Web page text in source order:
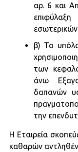
αρ. 6 και
εσωτερικών
β) Το
των
άνω
δαπανών
την
Η Εταιρεία
καθαρών